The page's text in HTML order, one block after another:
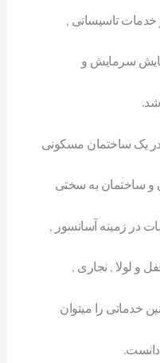
خدمات تاسیساتی ,
سرمایش و
در یک ساختمان مسکونی
و ساختمان به سختی
در زمینه آسانسور ,
و لولا , نجاری ,
خدماتی را میتوان